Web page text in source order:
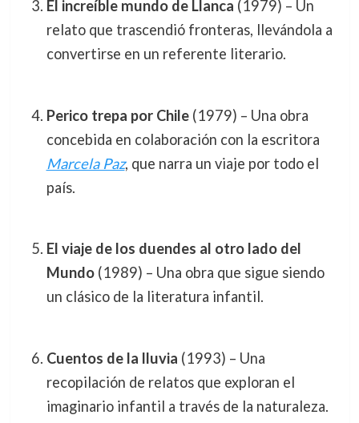
El increíble mundo de Llanca (1979) – Un
relato que trascendió fronteras, llevándola a
convertirse en un referente literario.
Perico trepa por Chile(1979) – Una obra
concebida en colaboración con la escritora
Marcela Paz, que narra un viaje por todo el
país.
El viaje de los duendes al otro lado del
Mundo(1989) – Una obra que sigue siendo
un clásico de la literatura infantil.
Cuentos de la lluvia (1993) – Una
recopilación de relatos que exploran el
imaginario infantil a través de la naturaleza.